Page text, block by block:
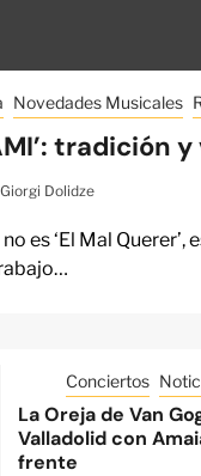
Novedades Musicales
tradición
Giorgi Dolidze
es ‘El Mal Querer’,
Conciertos
La Oreja de Van
Valladolid con
frente